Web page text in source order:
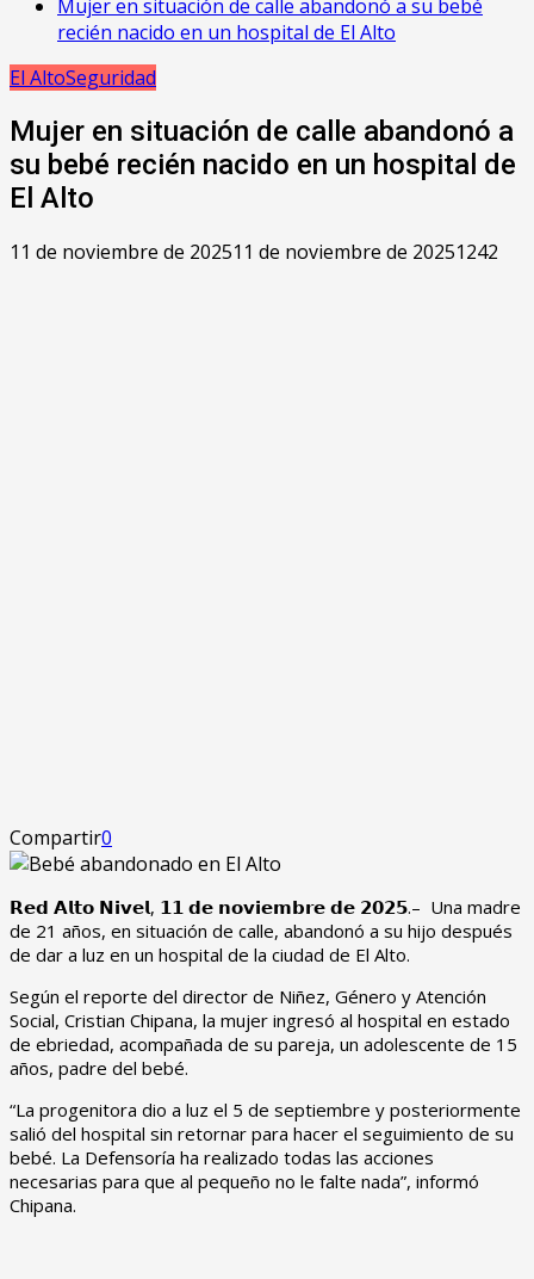
Mujer en situación de calle abandonó a su bebé
recién nacido en un hospital de El Alto
El AltoSeguridad
Mujer en situación de calle abandonó a
su bebé recién nacido en un hospital de
El Alto
11 de noviembre de 202511 de noviembre de 20251242
Compartir0
𝗥𝗲𝗱 𝗔𝗹𝘁𝗼 𝗡𝗶𝘃𝗲𝗹, 𝟭𝟭 𝗱𝗲 𝗻𝗼𝘃𝗶𝗲𝗺𝗯𝗿𝗲 𝗱𝗲 𝟮𝟬𝟮𝟱.– Una madre
de 21 años, en situación de calle, abandonó a su hijo después
de dar a luz en un hospital de la ciudad de El Alto.
Según el reporte del director de Niñez, Género y Atención
Social, Cristian Chipana, la mujer ingresó al hospital en estado
de ebriedad, acompañada de su pareja, un adolescente de 15
años, padre del bebé.
“La progenitora dio a luz el 5 de septiembre y posteriormente
salió del hospital sin retornar para hacer el seguimiento de su
bebé. La Defensoría ha realizado todas las acciones
necesarias para que al pequeño no le falte nada”, informó
Chipana.